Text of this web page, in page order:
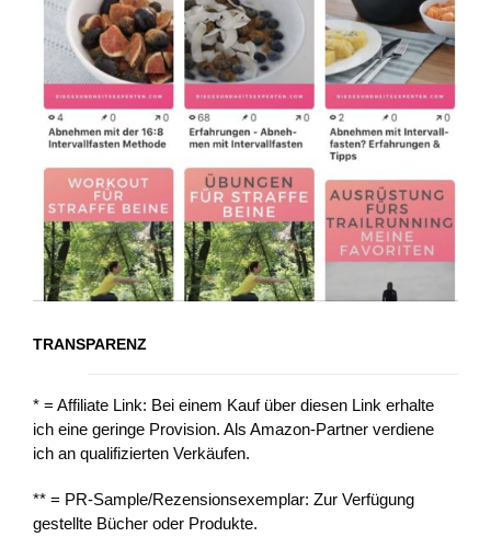
TRANSPARENZ
* = Affiliate Link: Bei einem Kauf über diesen Link erhalte
ich eine geringe Provision. Als Amazon-Partner verdiene
ich an qualifizierten Verkäufen.
** = PR-Sample/Rezensionsexemplar: Zur Verfügung
gestellte Bücher oder Produkte.